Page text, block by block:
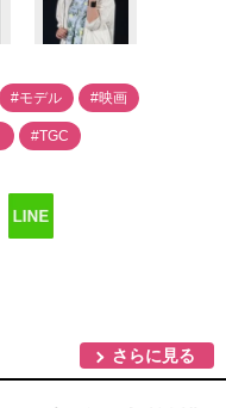
#モデル #映画
#TGC
さらに見る